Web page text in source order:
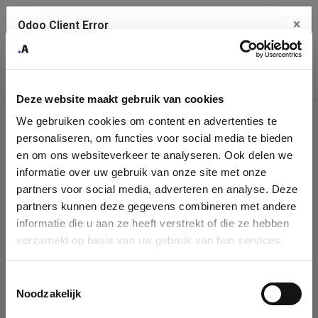
Deze website maakt gebruik van cookies
We gebruiken cookies om content en advertenties te
personaliseren, om functies voor social media te bieden
en om ons websiteverkeer te analyseren. Ook delen we
informatie over uw gebruik van onze site met onze
partners voor social media, adverteren en analyse. Deze
partners kunnen deze gegevens combineren met andere
informatie die u aan ze heeft verstrekt of die ze hebben
verzameld op basis van uw gebruik van hun services.
Noodzakelijk
Company
Identification
Please fill in your company details
You can search a company in our database by name, VAT or
enterprise ID. When a company is selected it will auto-complete the
form. If you don't find your company in our database, you can create
Odoo Client Error ×
service.
See details
Ok